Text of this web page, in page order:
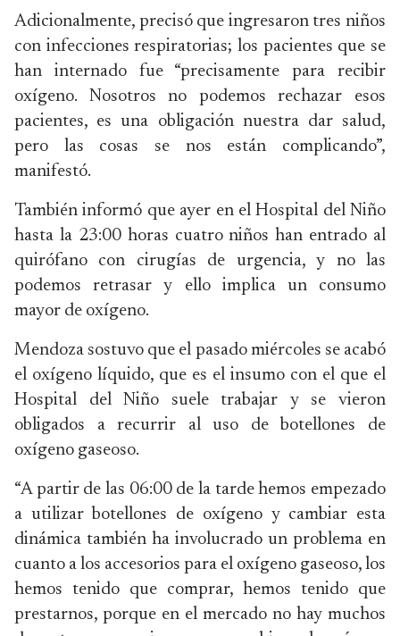
Adicionalmente, precisó que ingresaron tres niños
con infecciones respiratorias; los pacientes que se
han internado fue “precisamente para recibir
oxígeno. Nosotros no podemos rechazar esos
pacientes, es una obligación nuestra dar salud,
pero las cosas se nos están complicando”,
manifestó.
También informó que ayer en el Hospital del Niño
hasta la 23:00 horas cuatro niños han entrado al
quirófano con cirugías de urgencia, y no las
podemos retrasar y ello implica un consumo
mayor de oxígeno.
Mendoza sostuvo que el pasado miércoles se acabó
el oxígeno líquido, que es el insumo con el que el
Hospital del Niño suele trabajar y se vieron
obligados a recurrir al uso de botellones de
oxígeno gaseoso.
“A partir de las 06:00 de la tarde hemos empezado
a utilizar botellones de oxígeno y cambiar esta
dinámica también ha involucrado un problema en
cuanto a los accesorios para el oxígeno gaseoso, los
hemos tenido que comprar, hemos tenido que
prestarnos, porque en el mercado no hay muchos